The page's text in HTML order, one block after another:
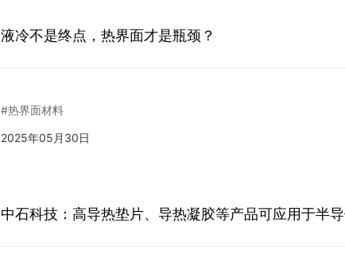
液冷不是终点，热界面才是瓶颈？
#热界面材料
2025年05月30日
中石科技：高导热垫片、导热凝胶等产品可应用于半